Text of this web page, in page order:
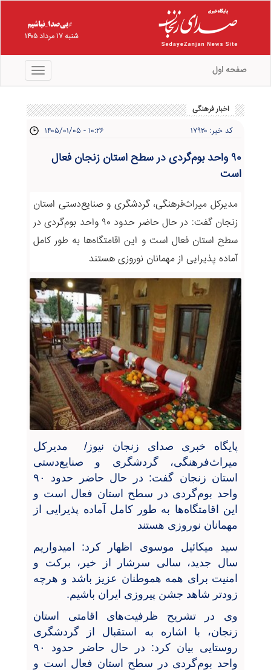
شنبه ۱۷ مرداد ۱۴۰۵
منو صفحه اول
اخبار فرهنگی
کد خبر: ۱۷۹۲۰ ۱۴۰۵/۰۱/۰۵ - ۱۰:۲۶
۹۰ واحد بوم‌گردی در سطح استان زنجان فعال
است
مدیرکل میراث‌فرهنگی، گردشگری و صنایع‌دستی استان
زنجان گفت: در حال حاضر حدود ۹۰ واحد بوم‌گردی در
سطح استان فعال است و این اقامتگاه‌ها به طور کامل
آماده پذیرایی از مهمانان نوروزی هستند
پایگاه خبری صدای زنجان نیوز/ مدیرکل
میراث‌فرهنگی، گردشگری و صنایع‌دستی
استان زنجان گفت: در حال حاضر حدود ۹۰
واحد بوم‌گردی در سطح استان فعال است و
این اقامتگاه‌ها به طور کامل آماده پذیرایی از
مهمانان نوروزی هستند
سید میکائیل موسوی اظهار کرد: امیدواریم
سال جدید، سالی سرشار از خیر، برکت و
امنیت برای همه هموطنان عزیز باشد و هرچه
زودتر شاهد جشن پیروزی ایران باشیم.
وی در تشریح ظرفیت‌های اقامتی استان
زنجان، با اشاره به استقبال از گردشگری
روستایی بیان کرد: در حال حاضر حدود ۹۰
واحد بوم‌گردی در سطح استان فعال است و